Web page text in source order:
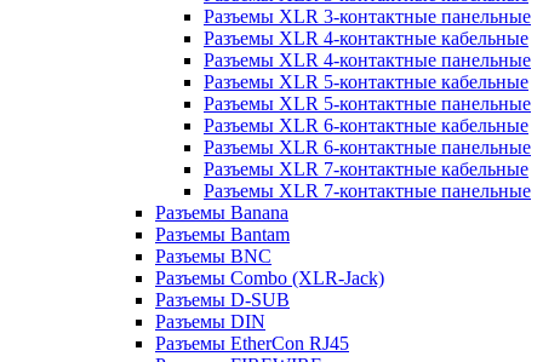
Разъемы XLR 3-контактные панельные
Разъемы XLR 4-контактные кабельные
Разъемы XLR 4-контактные панельные
Разъемы XLR 5-контактные кабельные
Разъемы XLR 5-контактные панельные
Разъемы XLR 6-контактные кабельные
Разъемы XLR 6-контактные панельные
Разъемы XLR 7-контактные кабельные
Разъемы XLR 7-контактные панельные
Разъемы Banana
Разъемы Bantam
Разъемы BNC
Разъемы Combo (XLR-Jack)
Разъемы D-SUB
Разъемы DIN
Разъемы EtherCon RJ45